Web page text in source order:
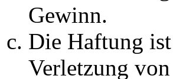
Gewinn.
Die Haftung
Verletzung